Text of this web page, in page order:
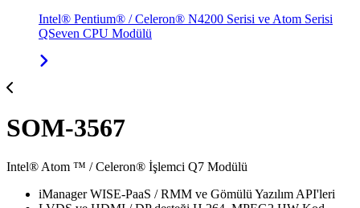
Intel® Pentium® / Celeron® N4200 Serisi ve Atom Serisi
QSeven CPU Modülü
SOM-3567
Intel® Atom ™ / Celeron® İşlemci Q7 Modülü
iManager WISE-PaaS / RMM ve Gömülü Yazılım API'leri